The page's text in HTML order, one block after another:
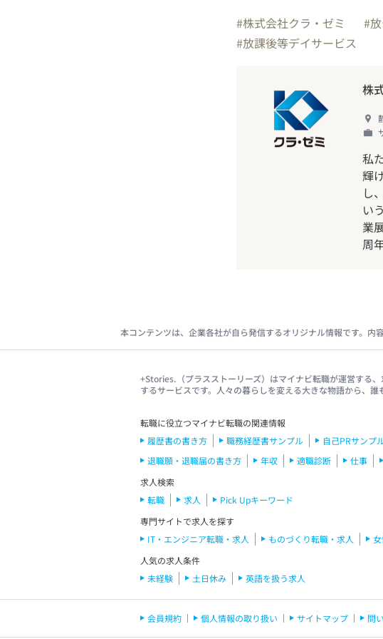
#株式会社クラ・ゼミ #
#放課後等デイサービス
株
私
輝
し
い
業
周
本コンテンツは、企業各社が自ら発信するオリジナル情報です。内
+Stories.（プラスストーリーズ）はマイナビ転職が運営する
するサービスです。人々の暮らしを変える大きな物語から、
転職に役立つマイナビ転職の関連情報
履歴書の書き方
職務経歴書サンプル 自己PRサンプ
退職願・退職届の書き方
年収 適職診断 仕事
求人検索
転職
求人
Pick Upキーワード
専門サイトで求人を探す
IT・エンジニア転職・求人
ものづくり転職・求人
人気の求人条件
未経験
土日休み 英語を扱う求人
会員規約 個人情報の取り扱い サイトマップ 問